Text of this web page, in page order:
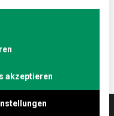
–
empfehlen eine
Brokkoli.
akzeptieren